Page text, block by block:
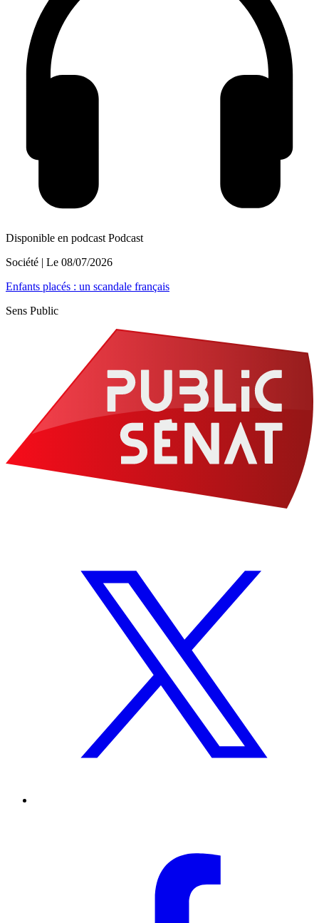
Disponible en podcast Podcast
Société | Le 08/07/2026
Enfants placés : un scandale français
Sens Public